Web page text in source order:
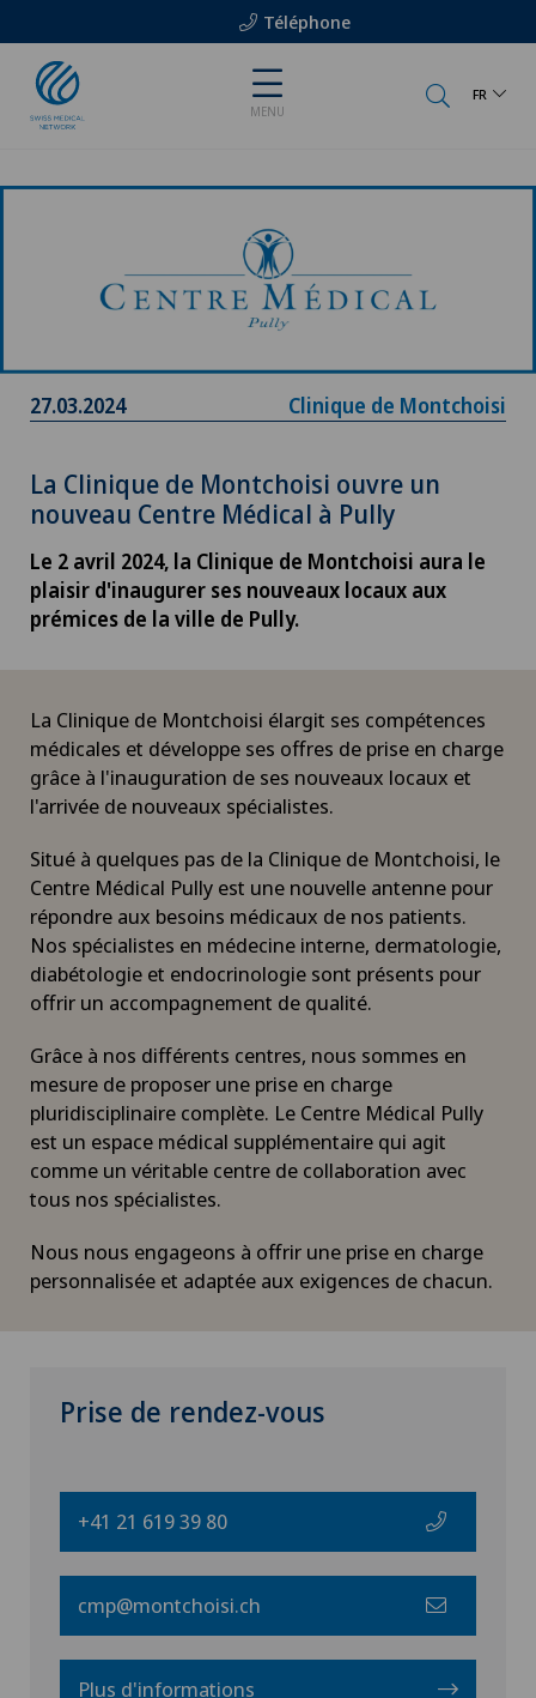
Téléphone
MENU
FR
27.03.2024 Clinique de Montchoisi
La Clinique de Montchoisi ouvre un
nouveau Centre Médical à Pully
Le 2 avril 2024, la Clinique de Montchoisi aura le
plaisir d'inaugurer ses nouveaux locaux aux
prémices de la ville de Pully.
La Clinique de Montchoisi élargit ses compétences
médicales et développe ses offres de prise en charge
grâce à l'inauguration de ses nouveaux locaux et
l'arrivée de nouveaux spécialistes.
Situé à quelques pas de la Clinique de Montchoisi, le
Centre Médical Pully est une nouvelle antenne pour
répondre aux besoins médicaux de nos patients.
Nos spécialistes en médecine interne, dermatologie,
diabétologie et endocrinologie sont présents pour
offrir un accompagnement de qualité.
Grâce à nos différents centres, nous sommes en
mesure de proposer une prise en charge
pluridisciplinaire complète. Le Centre Médical Pully
est un espace médical supplémentaire qui agit
comme un véritable centre de collaboration avec
tous nos spécialistes.
Nous nous engageons à offrir une prise en charge
personnalisée et adaptée aux exigences de chacun.
Prise de rendez-vous
+41 21 619 39 80
cmp@montchoisi.ch
Plus d'informations